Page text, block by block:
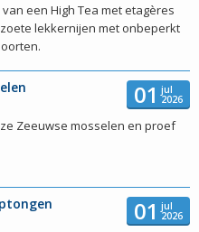
een High Tea met etagères
lekkernijen met onbeperkt
Zeeuwse mosselen en proef
01 jul
2026
01 jul
2026